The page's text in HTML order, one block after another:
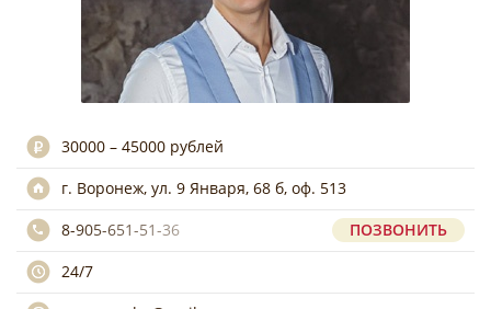
30000 – 45000 рублей
г. Воронеж, ул. 9 Января, 68 б, оф. 513
8-905-651-51-36
ПОЗВОНИТЬ
24/7